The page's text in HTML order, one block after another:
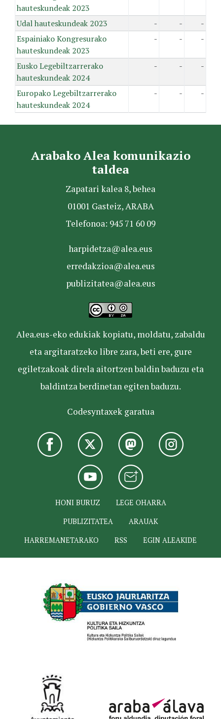
hauteskundeak 2023
Udal hauteskundeak 2023 - -
-
Espainiako Kongresurako
hauteskundeak 2023
- - -
Eusko Legebiltzarrerako
hauteskundeak 2024
- - -
Europako Legebiltzarrerako
hauteskundeak 2024
- - -
Arabako Alea komunikazio
taldea
Zapatari kalea 8, behea
01001 Gasteiz, ARABA
Telefonoa: 945 71 60 09
harpidetza@alea.eus
erredakzioa@alea.eus
publizitatea@alea.eus
Alea.eus-eko edukiak kopiatu, moldatu, zabaldu
eta argitaratzeko libre zara, beti ere, gure
egiletzakoak direla aitortzen baldin baduzu eta
baldintza berdinetan egiten baduzu.
Codesyntaxek garatua
HONI BURUZ
LEGE OHARRA
PUBLIZITATEA
ARAUAK
HARREMANETARAKO
RSS EGIN ALEAKIDE